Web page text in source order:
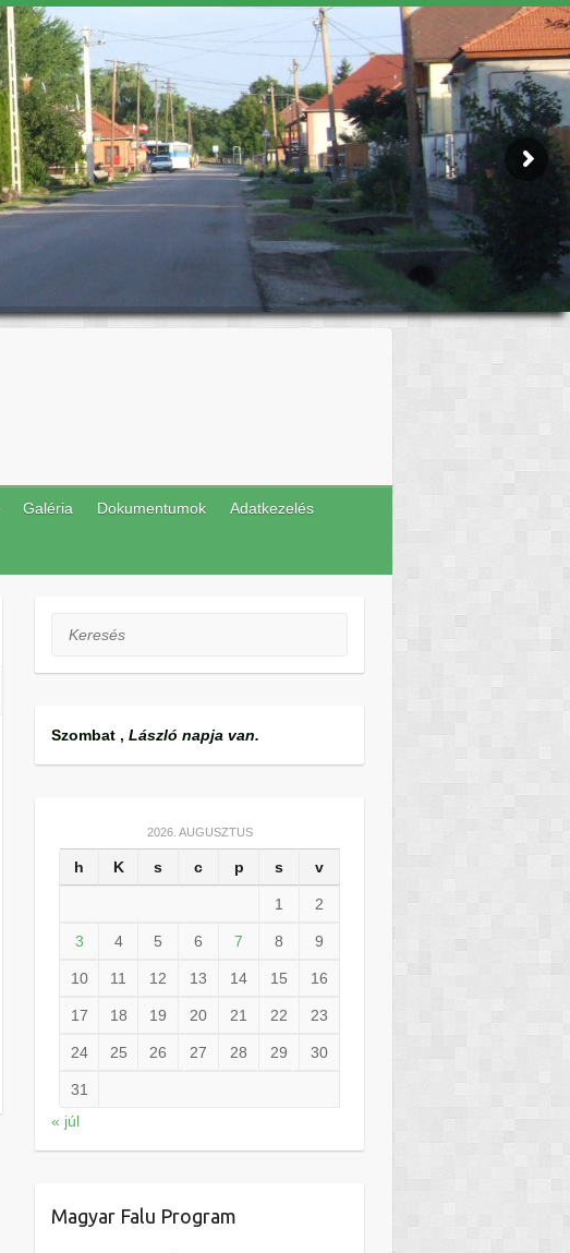
Galéria Dokumentumok Adatkezelés
Keresés
Szombat , László napja van.
2026. AUGUSZTUS
h K s c p s v
1 2
3 4 5 6 7 8 9
10 11 12 13 14 15 16
17 18 19 20 21 22 23
24 25 26 27 28 29 30
31
« júl
Magyar Falu Program